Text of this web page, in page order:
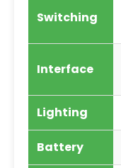
Switching
Interface
Lighting
Battery